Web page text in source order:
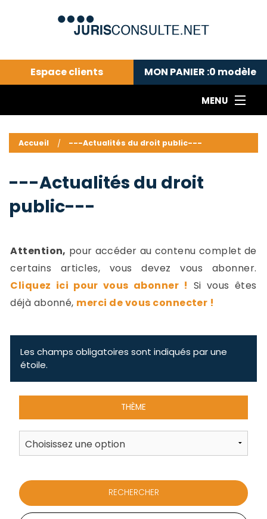
Espace clients MON PANIER :0 modèle
MENU
---Actualités du droit public---
Droit pénal---
Droit privé ---
Abonnement aux actualités
Accueil ---Actualités du droit public---
---Actualités du droit
public---
Attention, pour accéder au contenu complet de
certains articles, vous devez vous abonner.
Cliquez ici pour vous abonner ! Si vous êtes
déjà abonné, merci de vous connecter !
Les champs obligatoires sont indiqués par une
étoile.
THÈME